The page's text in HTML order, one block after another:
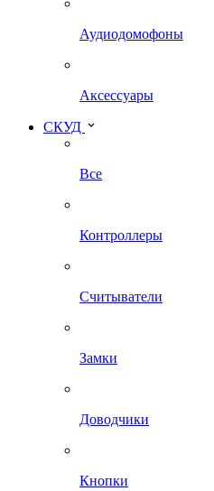
Аудиодомофоны
Аксессуары
СКУД
Все
Контроллеры
Считыватели
Замки
Доводчики
Кнопки